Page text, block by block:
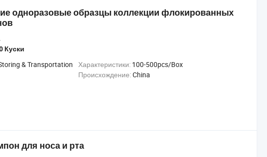
одноразовые образцы коллекции флокированных
Куски
& Transportation Характеристики: 100-500pcs/Box
Происхождение:China
для носа и рта